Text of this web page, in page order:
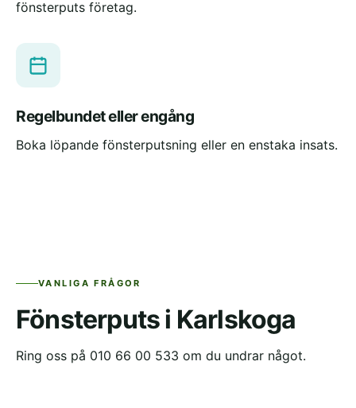
fönsterputs företag.
Regelbundet eller engång
Boka löpande fönsterputsning eller en enstaka insats.
VANLIGA FRÅGOR
Fönsterputs i Karlskoga
Ring oss på 010 66 00 533 om du undrar något.